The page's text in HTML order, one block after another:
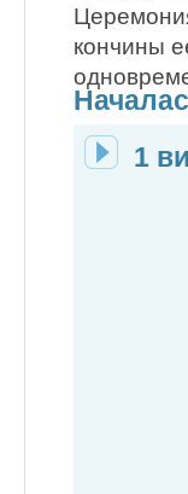
кончины
1